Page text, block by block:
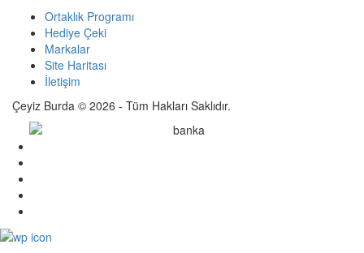
Ortaklık Programı
Hediye Çeki
Markalar
Site Haritası
İletişim
Çeyiz Burda © 2026 - Tüm Hakları Saklıdır.